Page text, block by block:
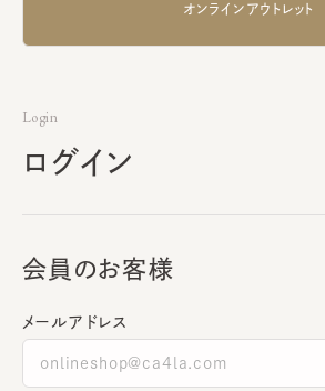
オンラインアウトレット
Login
ログイン
会員のお客様
メールアドレス